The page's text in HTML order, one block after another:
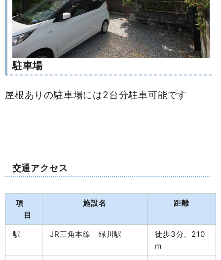
駐車場
屋根ありの駐車場には2台分駐車可能です
交通アクセス
項
目
施設名 距離
駅 JR三角本線 緑川駅
徒歩3分、210
m